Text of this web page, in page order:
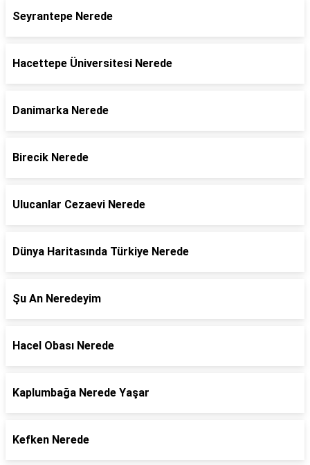
Seyrantepe Nerede
Hacettepe Üniversitesi Nerede
Danimarka Nerede
Birecik Nerede
Ulucanlar Cezaevi Nerede
Dünya Haritasında Türkiye Nerede
Şu An Neredeyim
Hacel Obası Nerede
Kaplumbağa Nerede Yaşar
Kefken Nerede